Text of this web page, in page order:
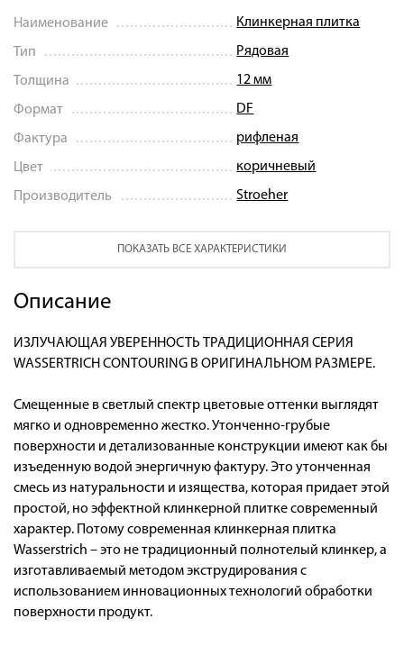
Наименование Клинкерная плитка
Тип Рядовая
Толщина 12 мм
Формат DF
Фактура рифленая
Цвет коричневый
Производитель Stroeher
ПОКАЗАТЬ ВСЕ ХАРАКТЕРИСТИКИ
Описание
ИЗЛУЧАЮЩАЯ УВЕРЕННОСТЬ ТРАДИЦИОННАЯ СЕРИЯ
WASSERTRICH CONTOURING В ОРИГИНАЛЬНОМ РАЗМЕРЕ.
Смещенные в светлый спектр цветовые оттенки выглядят
мягко и одновременно жестко. Утонченно-грубые
поверхности и детализованные конструкции имеют как бы
изъеденную водой энергичную фактуру. Это утонченная
смесь из натуральности и изящества, которая придает этой
простой, но эффектной клинкерной плитке современный
характер. Потому современная клинкерная плитка
Wasserstrich – это не традиционный полнотелый клинкер, а
изготавливаемый методом экструдирования с
использованием инновационных технологий обработки
поверхности продукт.